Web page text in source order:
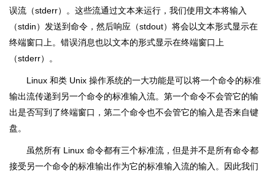
误流（stderr）。这些流通过文本来运行，我们使用文本将输入
（stdin）发送到命令，然后响应（stdout）将会以文本形式显示在
终端窗口上。错误消息也以文本的形式显示在终端窗口上
（stderr）。
Linux 和类 Unix 操作系统的一大功能是可以将一个命令的标准
输出流传递到另一个命令的标准输入流。第一个命令不会管它的输
出是否写到了终端窗口，第二个命令也不会管它的输入是否来自键
盘。
虽然所有 Linux 命令都有三个标准流，但是并不是所有命令都
接受另一个命令的标准输出作为它的标准输入流的输入。因此我们